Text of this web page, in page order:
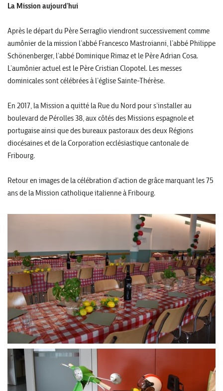
La Mission aujourd’hui
Après le départ du Père Serraglio viendront successivement comme
aumônier de la mission l’abbé Francesco Mastroianni, l’abbé Philippe
Schönenberger, l’abbé Dominique Rimaz et le Père Adrian Cosa.
L’aumônier actuel est le Père Cristian Clopotel. Les messes
dominicales sont célébrées à l’église Sainte-Thérèse.
En 2017, la Mission a quitté la Rue du Nord pour s’installer au
boulevard de Pérolles 38, aux côtés des Missions espagnole et
portugaise ainsi que des bureaux pastoraux des deux Régions
diocésaines et de la Corporation ecclésiastique cantonale de
Fribourg.
Retour en images de la célébration d’action de grâce marquant les 75
ans de la Mission catholique italienne à Fribourg.